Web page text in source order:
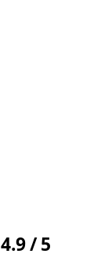
4.9 / 5